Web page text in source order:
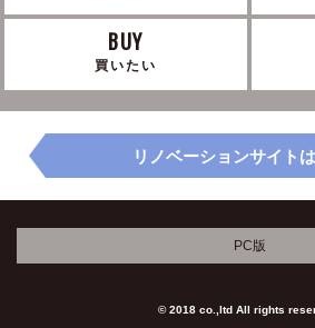
BUY
買いたい
リノベーションサイト
PC版
© 2018 co.,ltd All rights